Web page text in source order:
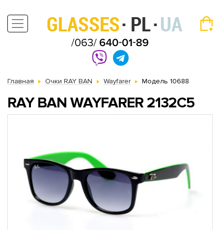
Главная Очки RAY BAN Wayfarer Модель 10688
RAY BAN WAYFARER 2132C5